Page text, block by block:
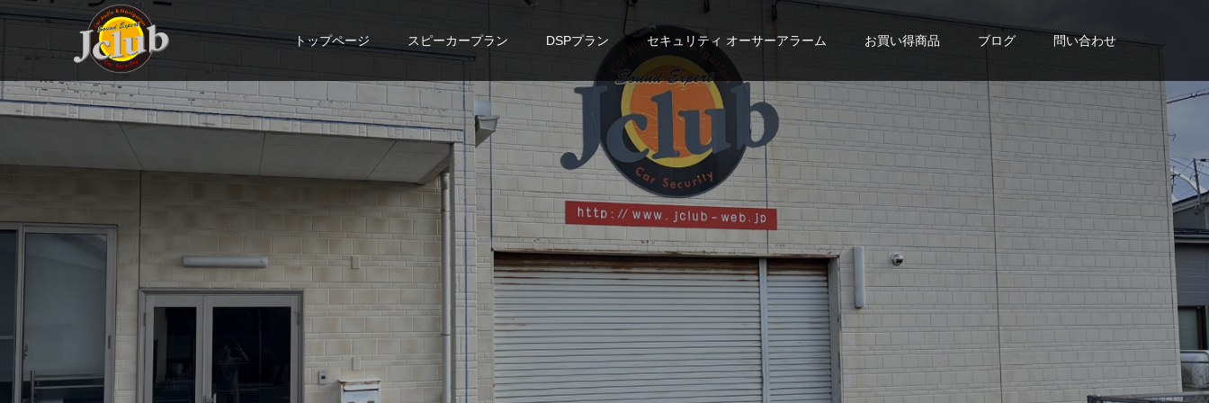
トップページ スピーカープラン DSPプラン セキュリティ オーサーアラーム お買い得商品 ブログ 問い合わせ